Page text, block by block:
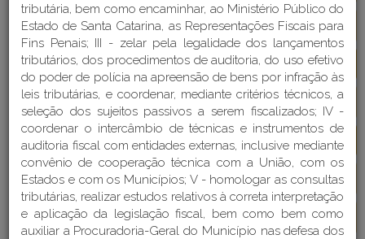
Defesa Civil Detalhes
Procuradoria Geral do Município Detalhes
Secretaria da Educação Detalhes
Secretaria da Fazenda Detalhes
Secretaria da Saúde Detalhes
Secretaria de Assistência Social Detalhes
tributária, bem como encaminhar, ao Ministério Público do
Estado de Santa Catarina, as Representações Fiscais para
Fins Penais; III - zelar pela legalidade dos lançamentos
tributários, dos procedimentos de auditoria, do uso efetivo
do poder de polícia na apreensão de bens por infração às
leis tributárias, e coordenar, mediante critérios técnicos, a
seleção dos sujeitos passivos a serem fiscalizados; IV -
coordenar o intercâmbio de técnicas e instrumentos de
auditoria fiscal com entidades externas, inclusive mediante
convênio de cooperação técnica com a União, com os
Estados e com os Municípios; V - homologar as consultas
tributárias, realizar estudos relativos à correta interpretação
e aplicação da legislação fiscal, bem como bem como
auxiliar a Procuradoria-Geral do Município nas defesa dos